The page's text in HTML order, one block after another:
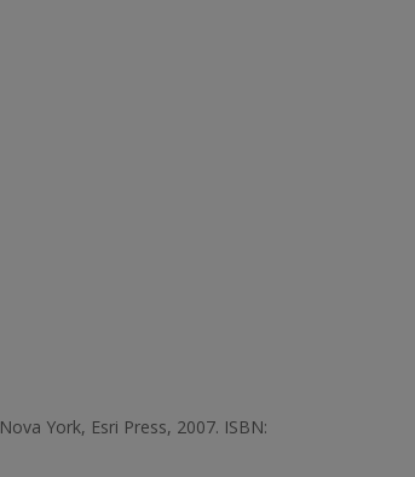
Nova York, Esri Press, 2007. ISBN: